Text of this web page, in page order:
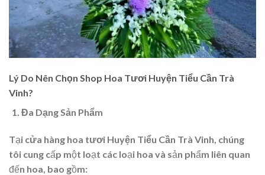
Lý Do Nên Chọn Shop Hoa Tươi Huyện Tiểu Cần Trà
Vinh?
Đa Dạng Sản Phẩm
Tại cửa hàng hoa tươi Huyện Tiểu Cần Trà Vinh , chúng
tôi cung cấp một loạt các loại hoa và sản phẩm liên quan
đến hoa, bao gồm: